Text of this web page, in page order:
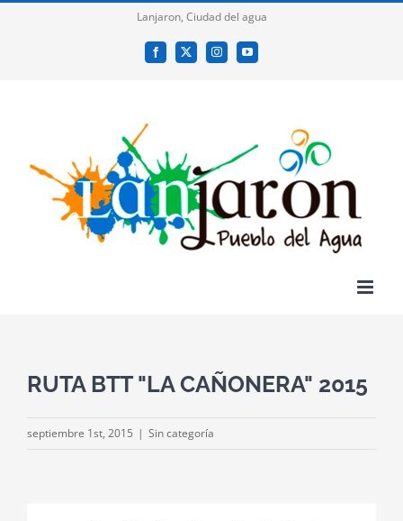
Lanjaron, Ciudad del agua
Facebook
X InstagramYouTube
RUTA BTT "LA CAÑONERA" 2015
septiembre 1st, 2015 | Sin categoría